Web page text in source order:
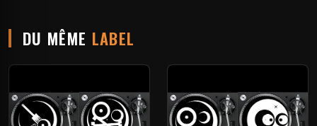
DU MÊME LABEL